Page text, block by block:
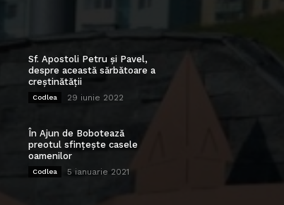
Sf. Apostoli Petru și Pavel,
despre această sărbătoare a
creștinătății
Codlea 29 iunie 2022
În Ajun de Bobotează
preotul sfințește casele
oamenilor
Codlea 5 ianuarie 2021